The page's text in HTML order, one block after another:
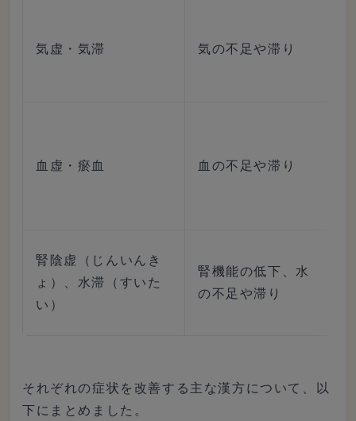
気虚・気滞 気の不足や滞り
血虚・瘀血 血の不足や滞り
腎陰虚（じんいんき
ょ）、水滞（すいた
い）
腎機能の低下、水
の不足や滞り
それぞれの症状を改善する主な漢方について、以
下にまとめました。